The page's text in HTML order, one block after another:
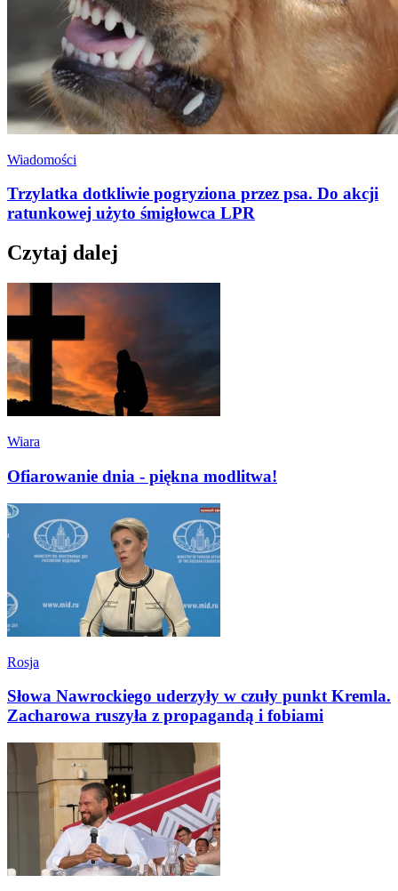
Wiadomości
Trzylatka dotkliwie pogryziona przez psa. Do akcji
ratunkowej użyto śmigłowca LPR
Czytaj dalej
Wiara
Ofiarowanie dnia - piękna modlitwa!
Rosja
Słowa Nawrockiego uderzyły w czuły punkt Kremla.
Zacharowa ruszyła z propagandą i fobiami